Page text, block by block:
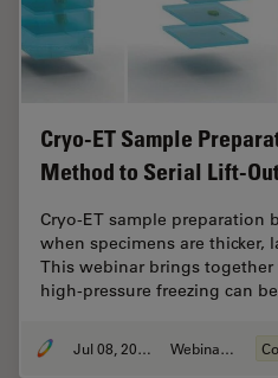
Cryo-ET Sample
Method to Serial Lift-
Cryo-ET sample preparation
when specimens are thicker,
This webinar brings
high-pressure freezing can
Jul 08, 2026 Webinaire